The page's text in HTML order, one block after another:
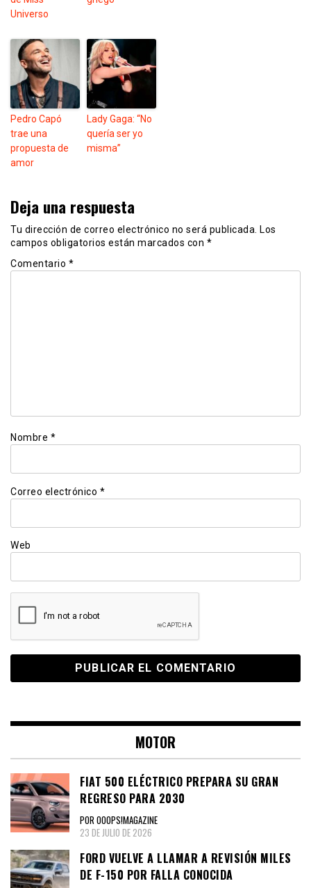
Universo
Pedro Capó
trae una
propuesta de
amor
Lady Gaga: “No
quería ser yo
misma”
Deja una respuesta
Tu dirección de correo electrónico no será publicada.
Los
campos obligatorios están marcados con *
Comentario *
Nombre *
Correo electrónico *
Web
MOTOR
FIAT 500 ELÉCTRICO PREPARA SU GRAN
REGRESO PARA 2030
POR OOOPS!MAGAZINE
23 DE JULIO DE 2026
FORD VUELVE A LLAMAR A REVISIÓN MILES
DE F-150 POR FALLA CONOCIDA